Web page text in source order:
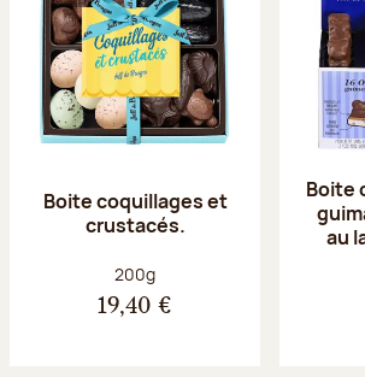
Boite coquillages et
crustacés.
Poids net :
200g
19,40 €
Boite
au